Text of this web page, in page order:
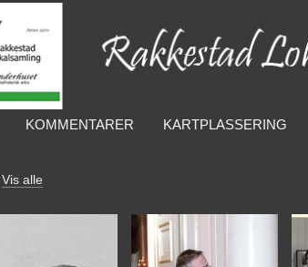
KOMMENTARER KARTPLASSERING
Vis alle